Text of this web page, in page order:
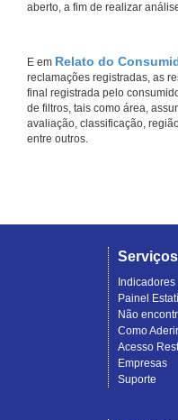
aberto, a fim de realizar
E em Relato do
reclamações registradas, as
final registrada pelo
de filtros, tais como área,
avaliação, classificação,
entre outros.
Serviços
Indicadores
Painel
Não
Como
Acesso
Empresas
Suporte